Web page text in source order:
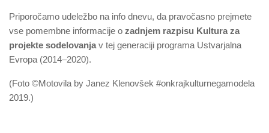
Priporočamo udeležbo na info dnevu, da pravočasno prejmete
vse pomembne informacije o zadnjem razpisu Kultura za
projekte sodelovanjav tej generaciji programa Ustvarjalna
Evropa (2014–2020).
(Foto ©Motovila by Janez Klenovšek #onkrajkulturnegamodela
2019.)